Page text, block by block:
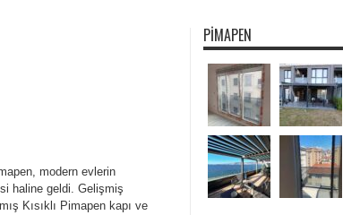
modern evlerin
haline geldi. Gelişmiş
Kısıklı Pimapen kapı ve
PIMAPEN